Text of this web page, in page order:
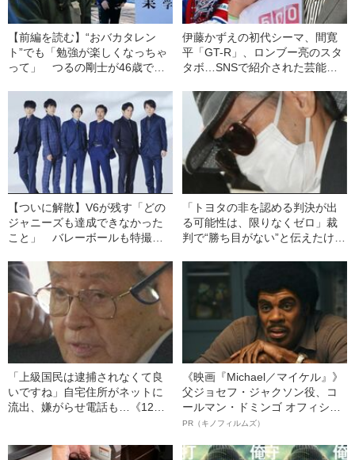
【前編を読む】“おバカタレン
ト”でも「勉強が楽しくなっちゃ
って」 つるの剛士が46歳で幼
「幼稚園で号泣しちゃいまし
た」
伊藤かずえの初代シーマ、間寛
平「GT-R」、ロンブー亮のスタ
タボ…SNSで紹介された芸能人
【ついに解散】V6が残す「どの
ジャニーズも達成できなかった
こと」 バレーボールも特撮美
「トヨタの非を認める判決が出
る可能性は、限りなくゼロ」裁
判で“勝ち目がない”と伝えたけれ
の葛藤」
「上級国民は逮捕されなくて良
いですね」自宅住所がネットに
流出、嫌がらせ電話も…《12人
への暴力」
《映画『Michael／マイケル』》
父ジョセフ・ジャクソン役、コ
ールマン・ドミンゴ オフィシャ
ルインタビュー“観客を魅了した
語る”《日本興収70億円突破》
PR（キノフィルムズ）